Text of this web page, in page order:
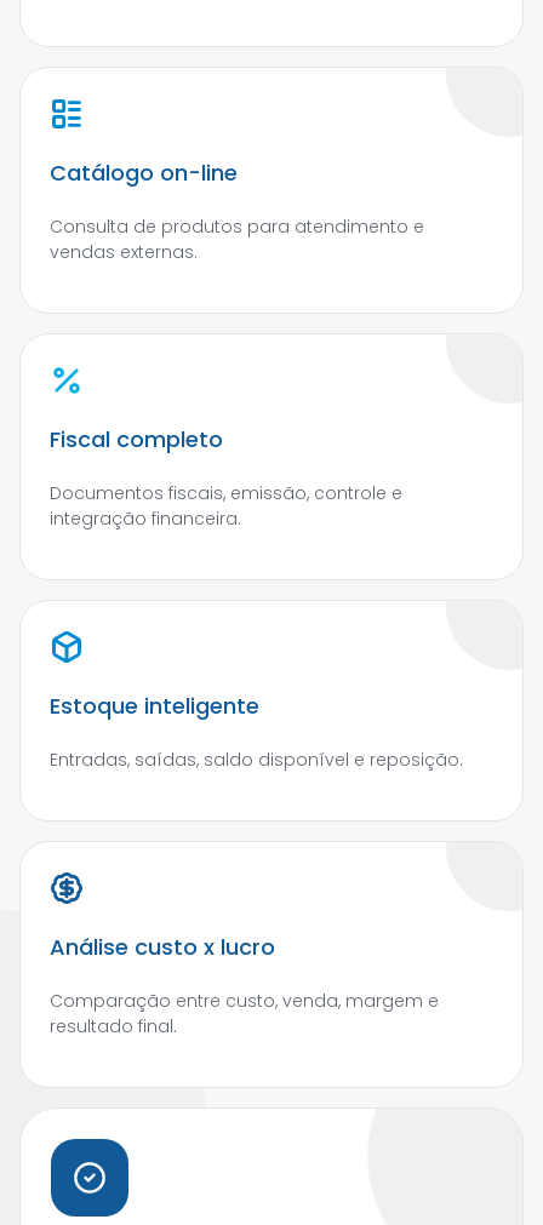
Catálogo on-line
Consulta de produtos para atendimento e
vendas externas.
Fiscal completo
Documentos fiscais, emissão, controle e
integração financeira.
Estoque inteligente
Entradas, saídas, saldo disponível e reposição.
Análise custo x lucro
Comparação entre custo, venda, margem e
resultado final.